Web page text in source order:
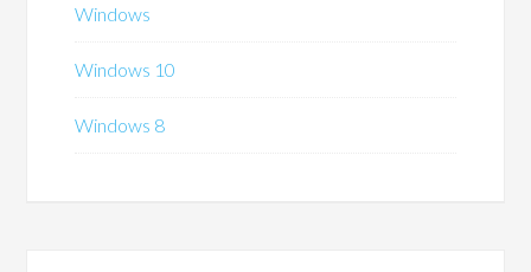
Windows
Windows 10
Windows 8